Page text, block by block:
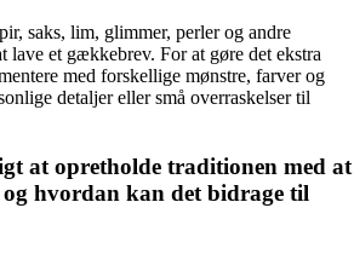
saks, lim, glimmer, perler og andre
lave et gækkebrev. For at gøre det ekstra
med forskellige mønstre, farver og
detaljer eller små overraskelser til
at opretholde traditionen med at
og hvordan kan det bidrage til